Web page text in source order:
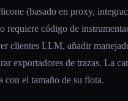
(basado en proxy,
requiere código de
clientes LLM, añadir
exportadores de trazas. La
con el tamaño de su flota.